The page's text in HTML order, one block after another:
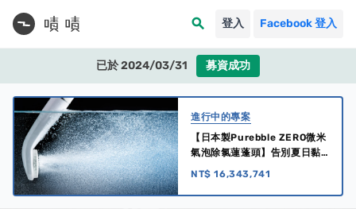
search 登入 Facebook 登入
已於 2024/03/31 募資成功
進行中的專案
【日本製Purebble ZERO微米
氣泡除氯蓮蓬頭】告別夏日黏
膩感，全家大小的洗澡救星！
NT$ 16,343,741